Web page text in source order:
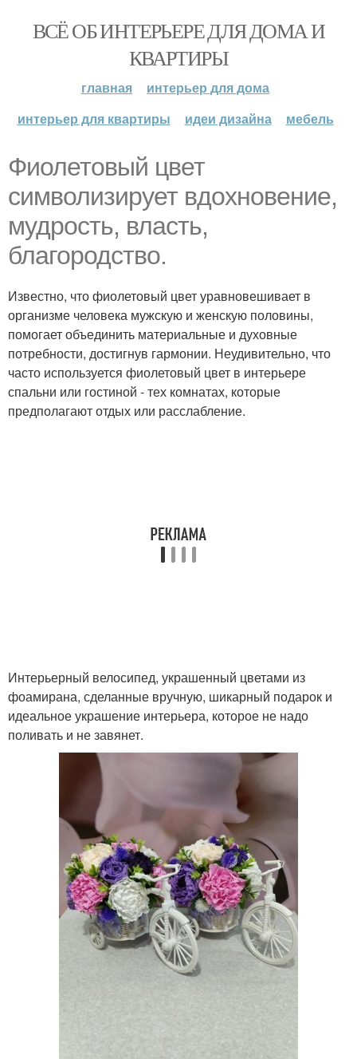
ВСЁ ОБ ИНТЕРЬЕРЕ ДЛЯ ДОМА И
КВАРТИРЫ
главная
интерьер для дома
интерьер для квартиры
идеи дизайна мебель
Фиолетовый цвет
символизирует вдохновение,
мудрость, власть,
благородство.
Известно, что фиолетовый цвет уравновешивает в
организме человека мужскую и женскую половины,
помогает объединить материальные и духовные
потребности, достигнув гармонии. Неудивительно, что
часто используется фиолетовый цвет в интерьере
спальни или гостиной - тех комнатах, которые
предполагают отдых или расслабление.
Интерьерный велосипед, украшенный цветами из
фоамирана, сделанные вручную, шикарный подарок и
идеальное украшение интерьера, которое не надо
поливать и не завянет.